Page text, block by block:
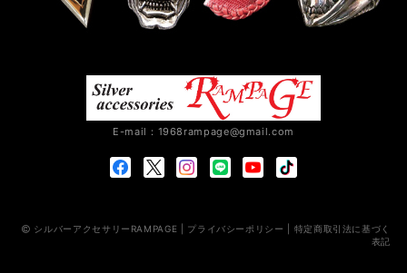
E-mail： 1968rampage@gmail.com
シルバーアクセサリーRAMPAGE | プライバシーポリシー
特定商取引法に基づく
表記